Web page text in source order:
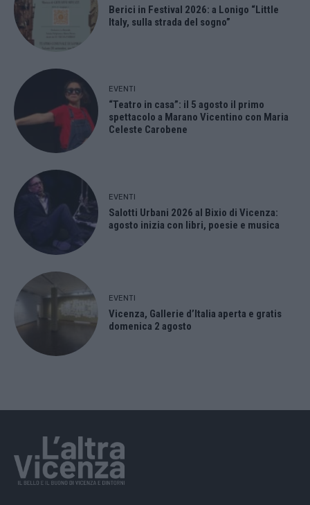
Berici in Festival 2026: a Lonigo “Little
Italy, sulla strada del sogno”
EVENTI
“Teatro in casa”: il 5 agosto il primo
spettacolo a Marano Vicentino con Maria
Celeste Carobene
EVENTI
Salotti Urbani 2026 al Bixio di Vicenza:
agosto inizia con libri, poesie e musica
EVENTI
Vicenza, Gallerie d’Italia aperta e gratis
domenica 2 agosto